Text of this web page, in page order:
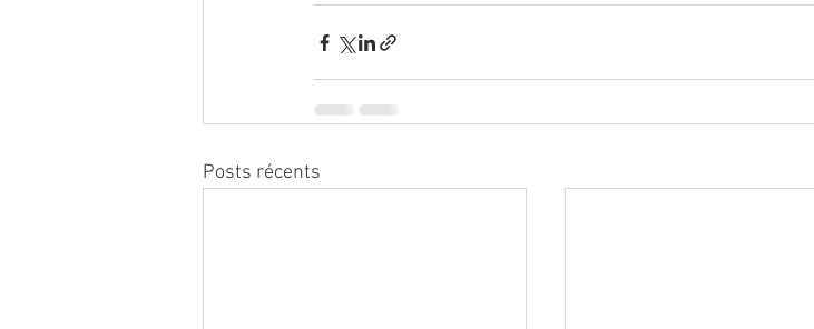
Posts récents